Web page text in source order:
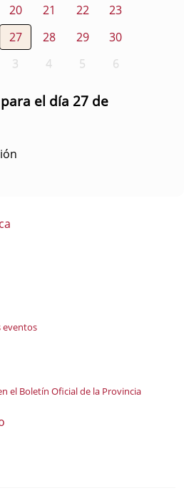
20 21 22
23
27 28 29
30
3 4 5 6
el día 27 de
eventos
el Boletín Oficial de la Provincia